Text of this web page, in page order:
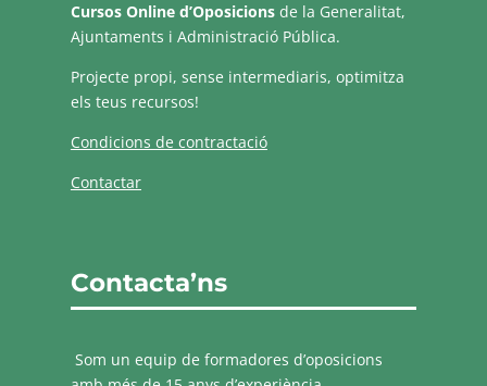
Cursos Online d’Oposicionsde la Generalitat,
Ajuntaments i Administració Pública.
Projecte propi, sense intermediaris, optimitza
els teus recursos!
Condicions de contractació
Contactar
Contacta’ns
Som un equip de formadores d’oposicions